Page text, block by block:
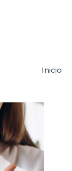
Inicio